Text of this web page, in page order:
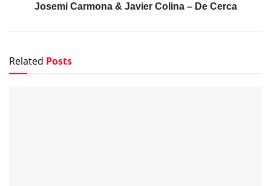
Josemi Carmona & Javier Colina – De Cerca
Related Posts